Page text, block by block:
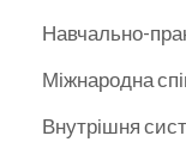
Навчально-
Міжнародна
Внутрішня